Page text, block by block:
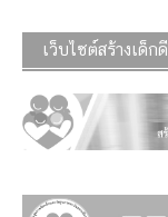
เว็บไซต์สร้างเด็กดี